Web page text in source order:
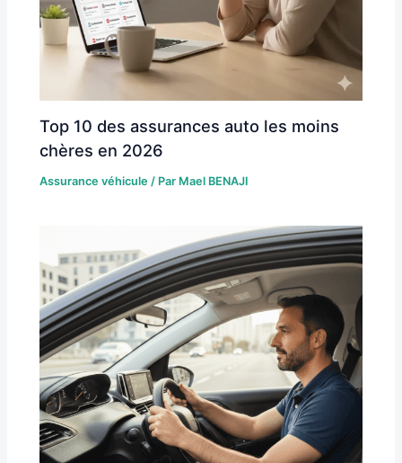
Top 10 des assurances auto les moins
chères en 2026
Assurance véhicule / Par Mael BENAJI